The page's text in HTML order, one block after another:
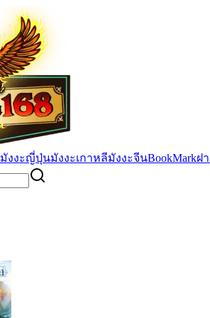
มังงะญี่ปุ่นมังงะเกาหลีมังงะจีนBookMarkฝ